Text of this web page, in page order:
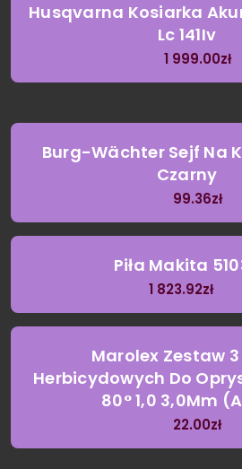
Husqvarna Kosiarka
Lc 141Iv
1 999.00zł
Burg-Wächter Sejf Na
Czarny
99.36zł
Piła Makita
1 823.92zł
Marolex Zestaw 3
Herbicydowych Do
80° 1,0 3,0Mm
22.00zł